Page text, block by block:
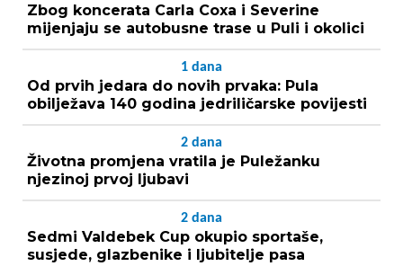
Zbog koncerata Carla Coxa i Severine
mijenjaju se autobusne trase u Puli i okolici
1 dana
Od prvih jedara do novih prvaka: Pula
obilježava 140 godina jedriličarske povijesti
2 dana
Životna promjena vratila je Puležanku
njezinoj prvoj ljubavi
2 dana
Sedmi Valdebek Cup okupio sportaše,
susjede, glazbenike i ljubitelje pasa